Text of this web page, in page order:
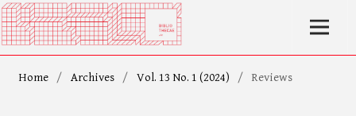
Home / Archives / Vol. 13 No. 1 (2024) / Reviews